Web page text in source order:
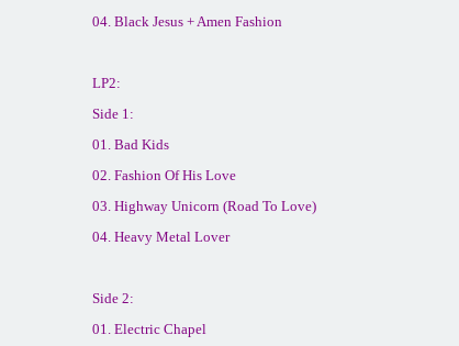
04. Black Jesus + Amen Fashion
LP2:
Side 1:
01. Bad Kids
02. Fashion Of His Love
03. Highway Unicorn (Road To Love)
04. Heavy Metal Lover
Side 2:
01. Electric Chapel